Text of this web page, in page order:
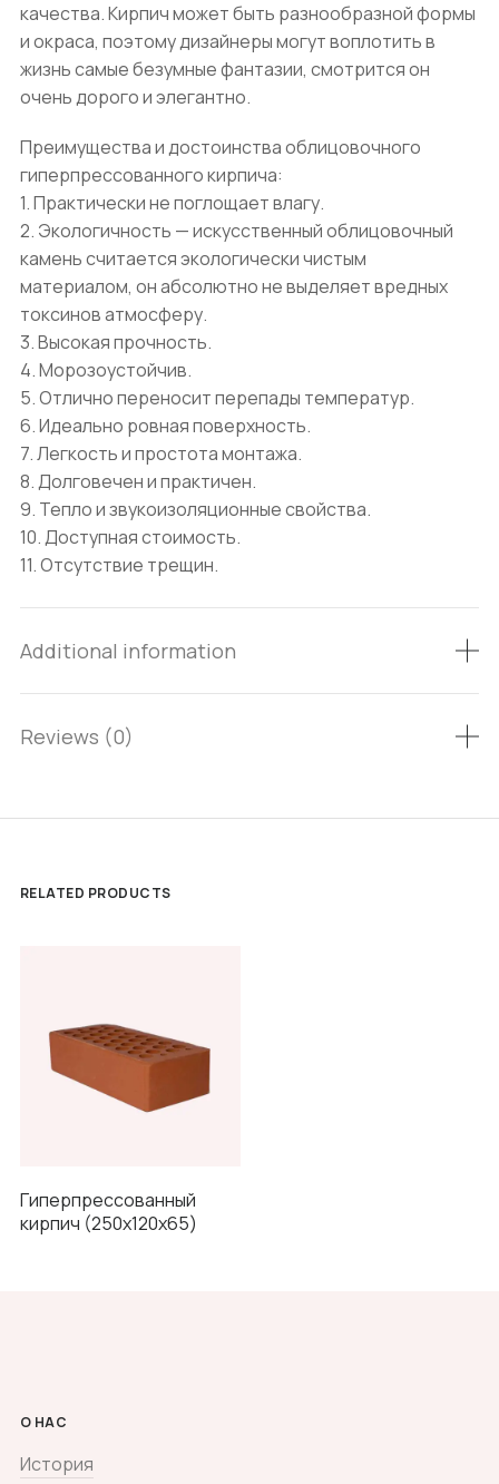
качества. Кирпич может быть разнообразной формы
и окраса, поэтому дизайнеры могут воплотить в
жизнь самые безумные фантазии, смотрится он
очень дорого и элегантно.
Преимущества и достоинства облицовочного
гиперпрессованного кирпича:
1. Практически не поглощает влагу.
2. Экологичность — искусственный облицовочный
камень считается экологически чистым
материалом, он абсолютно не выделяет вредных
токсинов атмосферу.
3. Высокая прочность.
4. Морозоустойчив.
5. Отлично переносит перепады температур.
6. Идеально ровная поверхность.
7. Легкость и простота монтажа.
8. Долговечен и практичен.
9. Тепло и звукоизоляционные свойства.
10. Доступная стоимость.
11. Отсутствие трещин.
Additional information
Reviews (0)
RELATED PRODUCTS
Гиперпрессованный
кирпич (250x120x65)
О НАС
История